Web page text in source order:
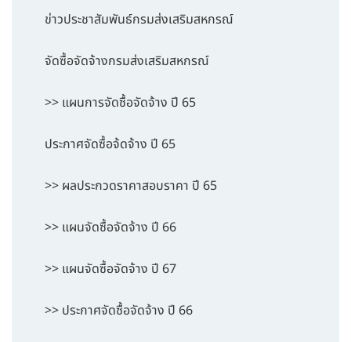
ข่าวประชาสัมพันธ์กรมส่งเสริมสหกรณ์
จัดซื้อจัดจ้างกรมส่งเสริมสหกรณ์
>> แผนการจัดซื้อจัดจ้าง ปี 65
ประกาศจัดซื้อจ้ดจ้าง ปี 65
>> ผลประกวดราคาสอบราคา ปี 65
>> แผนจัดซื้อจัดจ้าง ปี 66
>> แผนจัดซื้อจัดจ้าง ปี 67
>> ประกาศจัดซื้อจัดจ้าง ปี 66